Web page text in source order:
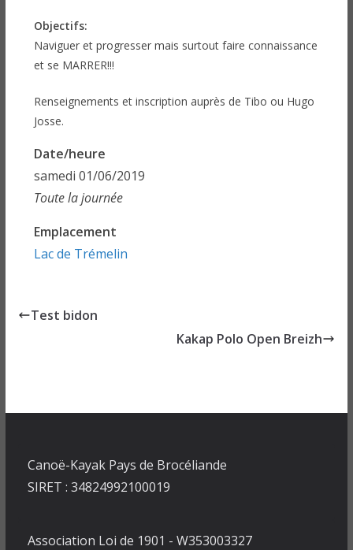
Objectifs:
Naviguer et progresser mais surtout faire connaissance
et se MARRER!!!
Renseignements et inscription auprès de Tibo ou Hugo
Josse.
Date/heure
samedi 01/06/2019
Toute la journée
Emplacement
Lac de Trémelin
Test bidon
Kakap Polo Open Breizh
Canoë-Kayak Pays de Brocéliande
SIRET : 34824992100019
Association Loi de 1901 - W353003327